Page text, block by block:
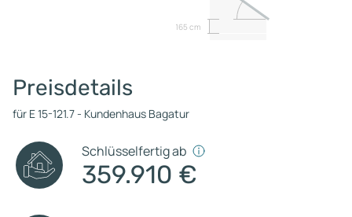
165 cm
Preisdetails
für E 15-121.7 - Kundenhaus Bagatur
Schlüsselfertig ab
359.910 €